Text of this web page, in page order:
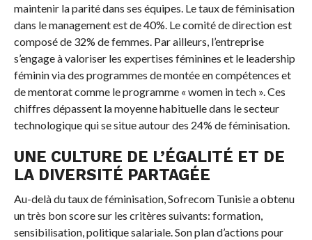
maintenir la parité dans ses équipes. Le taux de féminisation
dans le management est de 40%. Le comité de direction est
composé de 32% de femmes. Par ailleurs, l’entreprise
s’engage à valoriser les expertises féminines et le leadership
féminin via des programmes de montée en compétences et
de mentorat comme le programme « women in tech ». Ces
chiffres dépassent la moyenne habituelle dans le secteur
technologique qui se situe autour des 24% de féminisation.
UNE CULTURE DE L’ÉGALITÉ ET DE
LA DIVERSITÉ PARTAGÉE
Au-delà du taux de féminisation, Sofrecom Tunisie a obtenu
un très bon score sur les critères suivants: formation,
sensibilisation, politique salariale. Son plan d’actions pour